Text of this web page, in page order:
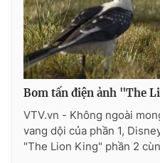
Bom tấn điện ảnh "The
VTV.vn - Không ngoài
vang dội của phần 1,
"The Lion King" phần 2